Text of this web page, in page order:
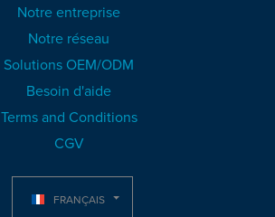
Notre entreprise
Notre réseau
Solutions OEM/ODM
Besoin d'aide
Terms and Conditions
CGV
FRANÇAIS